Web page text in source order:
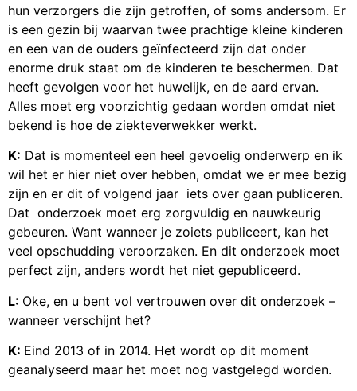
hun verzorgers die zijn getroffen, of soms andersom. Er
is een gezin bij waarvan twee prachtige kleine kinderen
en een van de ouders geïnfecteerd zijn dat onder
enorme druk staat om de kinderen te beschermen. Dat
heeft gevolgen voor het huwelijk, en de aard ervan.
Alles moet erg voorzichtig gedaan worden omdat niet
bekend is hoe de ziekteverwekker werkt.
K: Dat is momenteel een heel gevoelig onderwerp en ik
wil het er hier niet over hebben, omdat we er mee bezig
zijn en er dit of volgend jaar iets over gaan publiceren.
Dat onderzoek moet erg zorgvuldig en nauwkeurig
gebeuren. Want wanneer je zoiets publiceert, kan het
veel opschudding veroorzaken. En dit onderzoek moet
perfect zijn, anders wordt het niet gepubliceerd.
L: Oke, en u bent vol vertrouwen over dit onderzoek –
wanneer verschijnt het?
K: Eind 2013 of in 2014. Het wordt op dit moment
geanalyseerd maar het moet nog vastgelegd worden.